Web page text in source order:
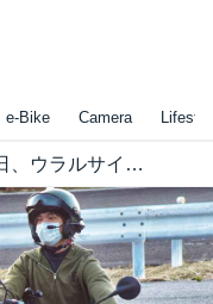
e-Bike Camera
[無料!!] 5月9日、ウラルサイドカーの展示試乗会が中部地域で初開催されますよ!! ※更新情報あり[URAL]